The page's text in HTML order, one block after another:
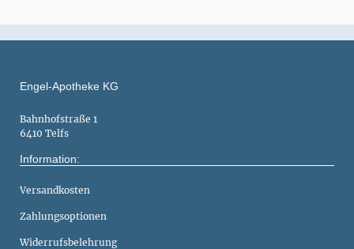
Engel-Apotheke KG
Bahnhofstraße 1
6410 Telfs
Information:
Versandkosten
Zahlungsoptionen
Widerrufsbelehrung